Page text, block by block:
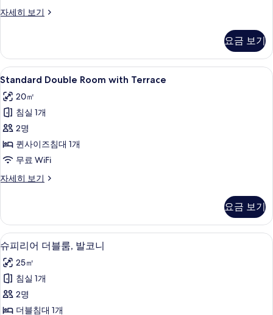
진
보
기
자세히 보기
Standard
Ground
Floor
자
히
보
기
요금 보기
Standard
Double
Room
with
Terrace
사
진
모
기
Standard Double Room with Terrace
13
Standard Double Room with Terrace
20㎡
침실 1개
2명
퀸사이즈침대 1개
무료 WiFi
자세히 보기
Standard
Terrace
자
세
히
보
기
요금 보기
슈
피
리
어
더
슈피리어 더블룸, 발코니 | 고급 침구,
13
슈피리어 더블룸, 발코니
25㎡
침실 1개
2명
더블침대 1개